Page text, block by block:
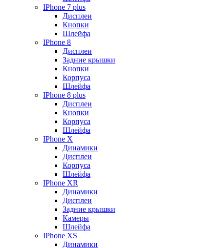
IPhone 7 plus
Дисплеи
Кнопки
Шлейфа
IPhone 8
Дисплеи
Задние крышки
Кнопки
Корпуса
Шлейфа
IPhone 8 plus
Дисплеи
Кнопки
Корпуса
Шлейфа
IPhone X
Динамики
Дисплеи
Корпуса
Шлейфа
IPhone XR
Динамики
Дисплеи
Задние крышки
Камеры
Шлейфа
IPhone XS
Динамики